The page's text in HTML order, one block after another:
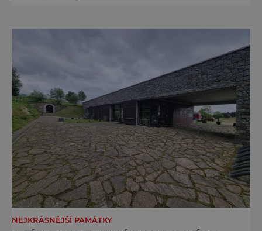
některé události spojené s touto významnou
NEJKRÁSNĚJŠÍ PAMÁTKY